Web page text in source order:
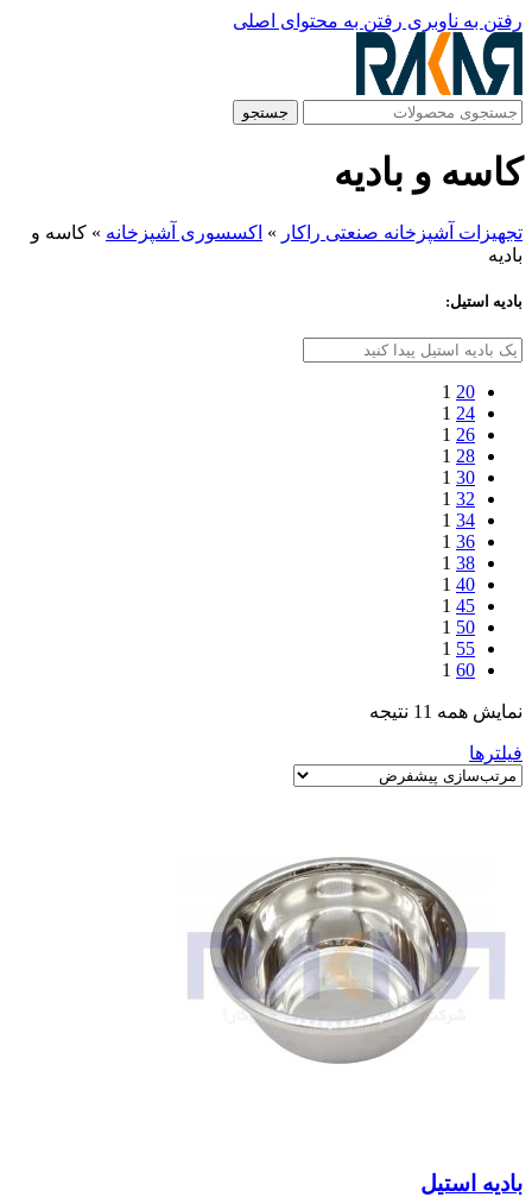
رفتن به ناوبری رفتن به محتوای اصلی
جستجو
کاسه و بادیه
تجهیزات آشپزخانه صنعتی راکار » اکسسوری آشپزخانه » کاسه و
بادیه
باديه استيل:
20
1
24
1
26
1
28
1
30
1
32
1
34
1
36
1
38
1
40
1
45
1
50
1
55
1
60
1
نمایش همه 11 نتیجه
فیلترها
باديه استيل